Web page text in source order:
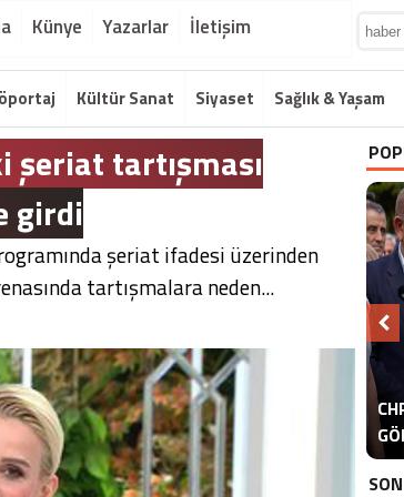
Künye Yazarlar İletişim
Kültür Sanat Siyaset Sağlık & Yaşam
şeriat tartışması
girdi
şeriat ifadesi üzerinden
tartışmalara neden...